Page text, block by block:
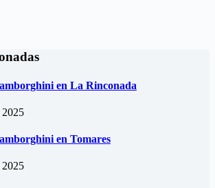
en La Rinconada
2025
en Tomares
2025